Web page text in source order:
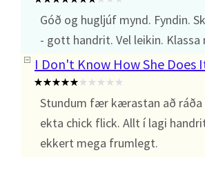
Góð og hugljúf mynd. Fyndin.
- gott handrit. Vel leikin. Klassa
I Don't Know How She Does
Stundum fær kærastan að ráða
ekta chick flick. Allt í lagi
ekkert mega frumlegt.